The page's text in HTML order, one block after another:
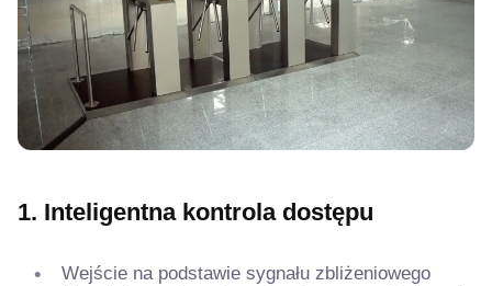
1. Inteligentna kontrola dostępu
Wejście na podstawie sygnału zbliżeniowego